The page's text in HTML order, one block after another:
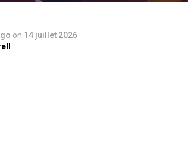
on 14 juillet 2026